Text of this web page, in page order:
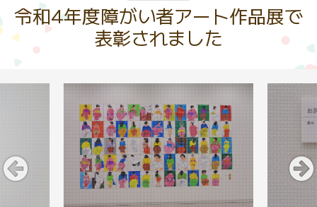
令和4年度障がい者アート作品展で
表彰されました